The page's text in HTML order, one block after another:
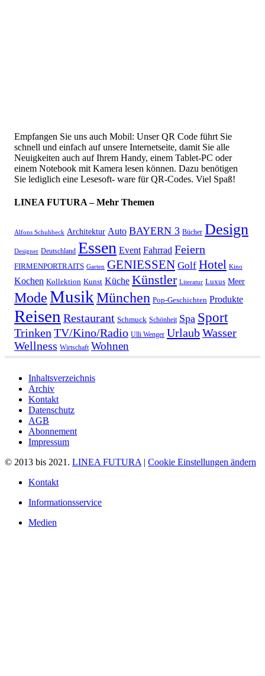
Empfangen Sie uns auch Mobil: Unser QR Code führt Sie
schnell und einfach auf unsere Internetseite, damit Sie alle
Neuigkeiten auch auf Ihrem Handy, einem Tablet-PC oder
einem Notebook mit Kamera lesen können. Dazu benötigen
Sie lediglich eine Lesesoft- ware für QR-Codes. Viel Spaß!
LINEA FUTURA – Mehr Themen
Alfons Schuhbeck Architektur Auto BAYERN 3 Bücher Design
Designer Deutschland Essen Event Fahrrad Feiern
FIRMENPORTRAITS Garten GENIESSEN Golf Hotel Kino
Kochen Kollektion Kunst Küche Künstler Literatur Luxus Meer
ModeMusikMünchen Pop-Geschichten Produkte
Reisen Restaurant Schmuck Schönheit Spa Sport
Trinken TV/Kino/Radio Ulli Wenger UrlaubWasser
Wellness Wirtschaft Wohnen
Inhaltsverzeichnis
Archiv
Kontakt
Datenschutz
AGB
Abonnement
Impressum
© 2013 bis 2021. LINEA FUTURA | Cookie Einstellungen ändern
Kontakt
Informationsservice
Medien